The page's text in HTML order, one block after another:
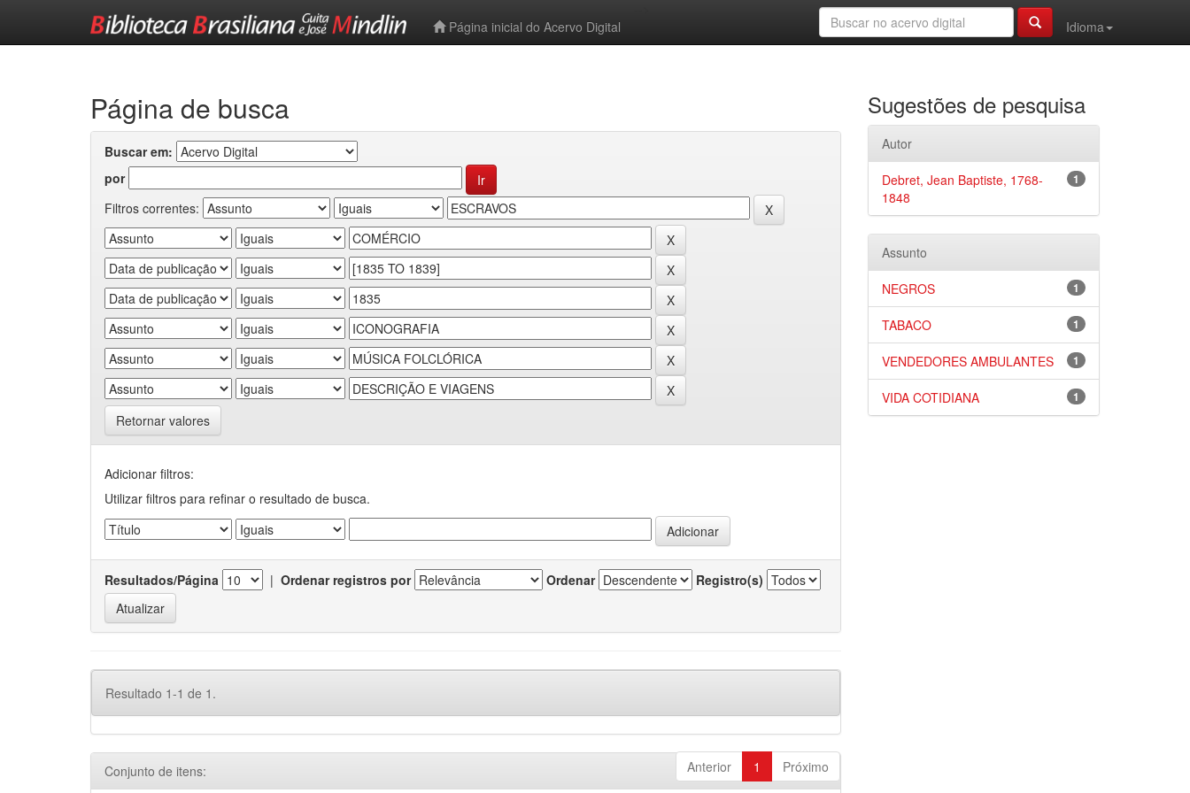
Página inicial do Acervo Digital
Idioma
Página de busca
Buscar em:
por
Filtros correntes:
Retornar valores
Adicionar filtros:
Utilizar filtros para refinar o resultado de busca.
Resultados/Página | Ordenar registros por Ordenar Registro(s)
Resultado 1-1 de 1.
Anterior 1 Próximo
Conjunto de itens:
Sugestões de pesquisa
Autor
1
Debret, Jean Baptiste, 1768-
1848
Assunto
1
NEGROS
1
TABACO
1
VENDEDORES AMBULANTES
1
VIDA COTIDIANA